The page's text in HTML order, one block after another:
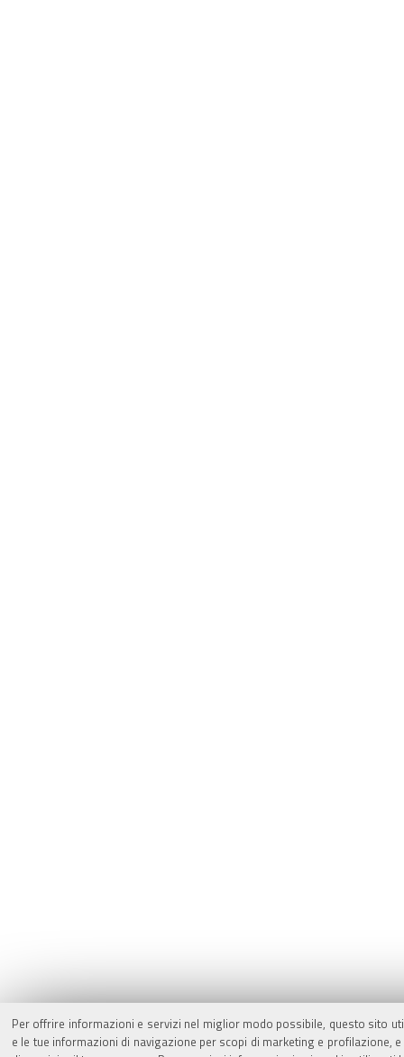
Per offrire informazioni e servizi nel miglior modo possibile, questo sito
e le tue informazioni di navigazione per scopi di marketing e